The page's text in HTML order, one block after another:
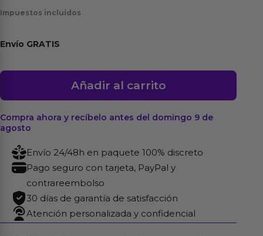
Impuestos incluídos
Envío GRATIS
Mordaza
de
Cuero
Ajustable
cantidad
Añadir al carrito
Compra ahora y recíbelo antes del domingo 9 de
agosto
Envío 24/48h en paquete 100% discreto
Pago seguro con tarjeta, PayPal y
contrareembolso
30 días de garantía de satisfacción
Atención personalizada y confidencial